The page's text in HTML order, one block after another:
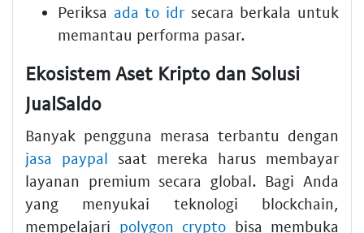
Periksa ada to idr secara berkala untuk
memantau performa pasar.
Ekosistem Aset Kripto dan Solusi
JualSaldo
Banyak pengguna merasa terbantu dengan
jasa paypal saat mereka harus membayar
layanan premium secara global. Bagi Anda
yang menyukai teknologi blockchain,
mempelajari polygon crypto bisa membuka